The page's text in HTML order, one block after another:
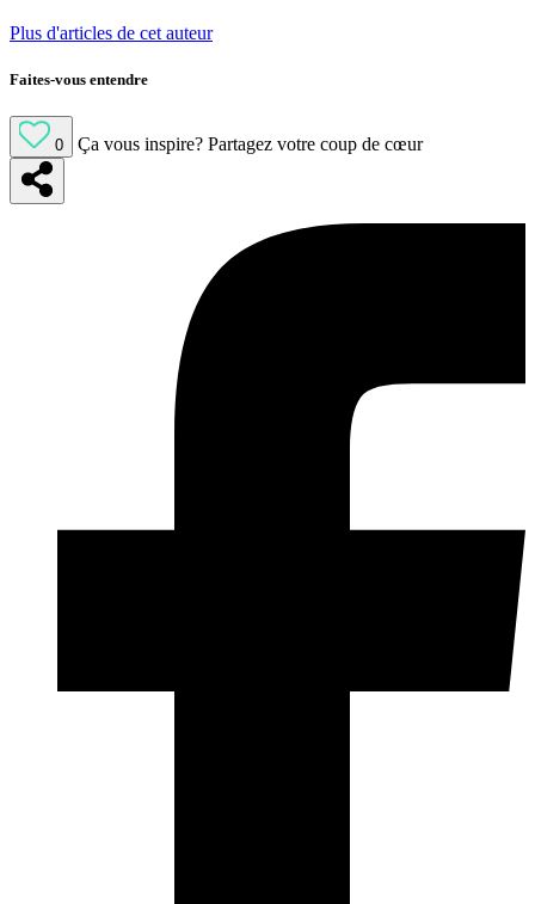
Plus d'articles de cet auteur
Faites-vous entendre
0 Ça vous inspire? Partagez votre coup de cœur